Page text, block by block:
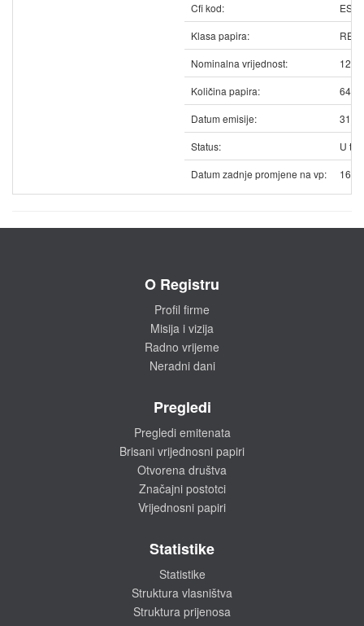
Cfi kod:
Klasa papira:
Nominalna vrijednost:
12.50
Količina papira:
Datum emisije:
Status:
U
Datum zadnje promjene na vp:
O Registru
Profil firme
Misija i vizija
Radno vrijeme
Neradni dani
Pregledi
Pregledi emitenata
Brisani vrijednosni papiri
Otvorena društva
Značajni postotci
Vrijednosni papiri
Statistike
Statistike
Struktura vlasništva
Struktura prijenosa